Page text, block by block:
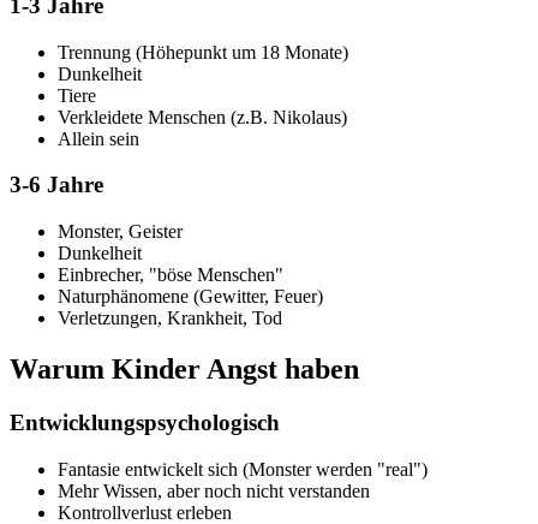
1-3 Jahre
Trennung (Höhepunkt um 18 Monate)
Dunkelheit
Tiere
Verkleidete Menschen (z.B. Nikolaus)
Allein sein
3-6 Jahre
Monster, Geister
Dunkelheit
Einbrecher, "böse Menschen"
Naturphänomene (Gewitter, Feuer)
Verletzungen, Krankheit, Tod
Warum Kinder Angst haben
Entwicklungspsychologisch
Fantasie entwickelt sich (Monster werden "real")
Mehr Wissen, aber noch nicht verstanden
Kontrollverlust erleben